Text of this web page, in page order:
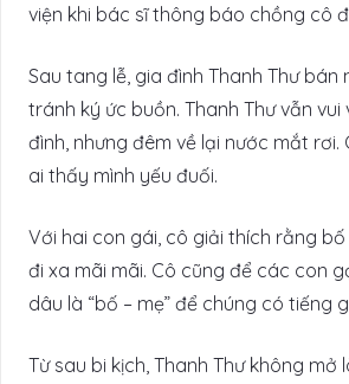
viện khi bác sĩ thông báo chồng cô
Sau tang lễ, gia đình Thanh Thư bán
tránh ký ức buồn. Thanh Thư vẫn
đình, nhưng đêm về lại nước mắt rơi.
ai thấy mình yếu đuối.
Với hai con gái, cô giải thích rằng
đi xa mãi mãi. Cô cũng để các con
dâu là “bố – mẹ” để chúng có tiếng
Từ sau bi kịch, Thanh Thư không mở